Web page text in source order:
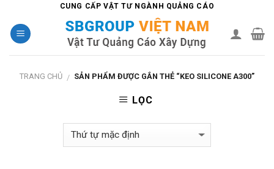
content
CUNG CẤP VẬT TƯ NGÀNH QUẢNG CÁO
TRANG CHỦ / SẢN PHẨM ĐƯỢC GẮN THẺ “KEO SILICONE A300”
LỌC